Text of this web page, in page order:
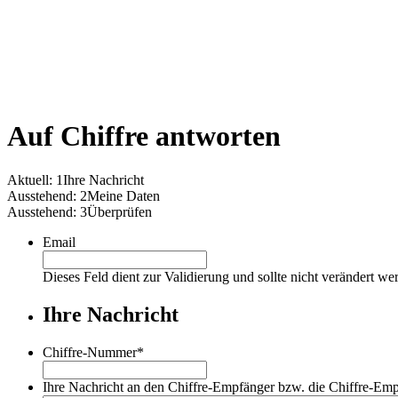
Auf Chiffre antworten
Aktuell: 1Ihre Nachricht
Ausstehend: 2Meine Daten
Ausstehend: 3Überprüfen
Email
Dieses Feld dient zur Validierung und sollte nicht verändert
Ihre Nachricht
Chiffre-Nummer*
Ihre Nachricht an den Chiffre-Empfänger bzw. die Chiffre-